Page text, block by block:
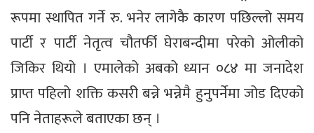
रूपमा स्थापित गर्ने रु. भनेर लागेकै कारण पछिल्लो समय
पार्टी र पार्टी नेतृत्व चौतर्फी घेराबन्दीमा परेको ओलीको
जिकिर थियो । एमालेको अबको ध्यान ०८४ मा जनादेश
प्राप्त पहिलो शक्ति कसरी बन्ने भन्नेमै हुनुपर्नेमा जोड दिएको
पनि नेताहरूले बताएका छन् ।